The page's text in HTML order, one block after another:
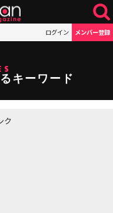
ログイン メンバー登録
キーワード
ク